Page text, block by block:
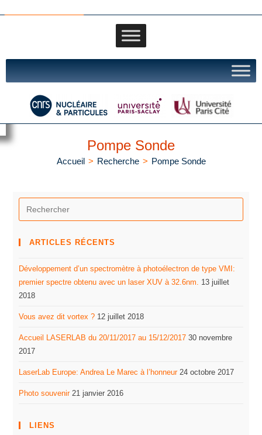
Pompe Sonde
Accueil > Recherche > Pompe Sonde
ARTICLES RÉCENTS
Développement d’un spectromètre à photoélectron de type VMI:
premier spectre obtenu avec un laser XUV à 32.6nm. 13 juillet
2018
Vous avez dit vortex ? 12 juillet 2018
Accueil LASERLAB du 20/11/2017 au 15/12/2017 30 novembre
2017
LaserLab Europe: Andrea Le Marec à l’honneur 24 octobre 2017
Photo souvenir 21 janvier 2016
LIENS